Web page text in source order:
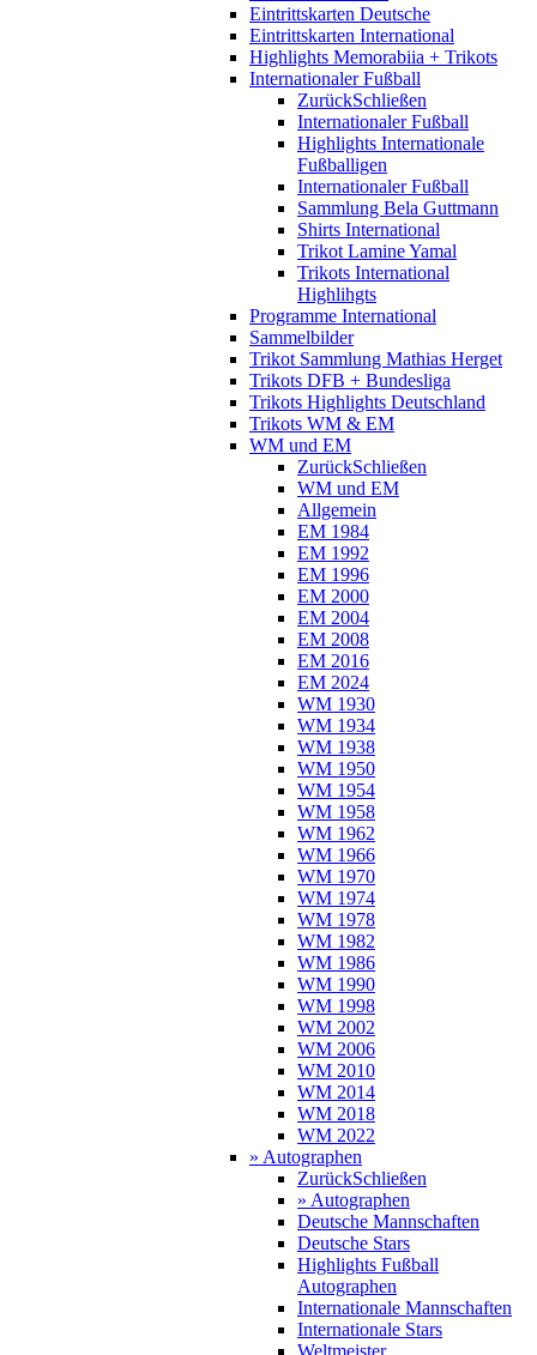
Eintrittskarten Deutsche
Eintrittskarten International
Highlights Memorabiia + Trikots
Internationaler Fußball
ZurückSchließen
Internationaler Fußball
Highlights Internationale
Fußballigen
Internationaler Fußball
Sammlung Bela Guttmann
Shirts International
Trikot Lamine Yamal
Trikots International
Highlihgts
Programme International
Sammelbilder
Trikot Sammlung Mathias Herget
Trikots DFB + Bundesliga
Trikots Highlights Deutschland
Trikots WM & EM
WM und EM
ZurückSchließen
WM und EM
Allgemein
EM 1984
EM 1992
EM 1996
EM 2000
EM 2004
EM 2008
EM 2016
EM 2024
WM 1930
WM 1934
WM 1938
WM 1950
WM 1954
WM 1958
WM 1962
WM 1966
WM 1970
WM 1974
WM 1978
WM 1982
WM 1986
WM 1990
WM 1998
WM 2002
WM 2006
WM 2010
WM 2014
WM 2018
WM 2022
» Autographen
ZurückSchließen
» Autographen
Deutsche Mannschaften
Deutsche Stars
Highlights Fußball
Autographen
Internationale Mannschaften
Internationale Stars
Weltmeister